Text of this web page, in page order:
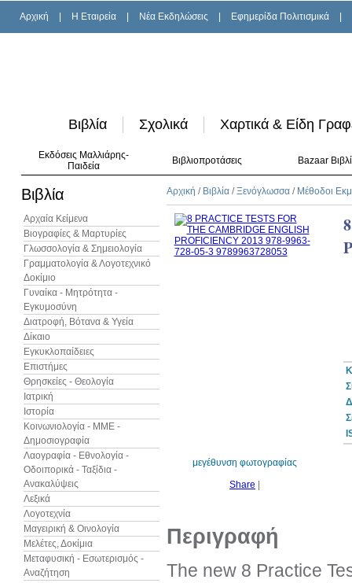
Αρχική H Εταιρεία Νέα Εκδηλώσεις Εφημερίδα Πολιτισμικά
Βιβλία Σχολικά Χαρτικά & Είδη
Εκδόσεις Μαλλιάρης-
Παιδεία
Βιβλιοπροτάσεις Bazaar
Βιβλία
Αρχαία Κείμενα
Βιογραφίες & Μαρτυρίες
Γλωσσολογία & Σημειολογία
Γραμματολογία & Λογοτεχνικό
Δοκίμιο
Γυναίκα - Μητρότητα -
Εγκυμοσύνη
Διατροφή, Βότανα & Υγεία
Δίκαιο
Εγκυκλοπαίδειες
Επιστήμες
Θρησκείες - Θεολογία
Ιατρική
Ιστορία
Κοινωνιολογία - ΜΜΕ -
Δημοσιογραφία
Λαογραφία - Εθνολογία -
Οδοιπορικά - Ταξίδια -
Ανακαλύψεις
Λεξικά
Λογοτεχνία
Μαγειρική & Οινολογία
Μελέτες, Δοκίμια
Μεταφυσική - Εσωτερισμός -
Αναζήτηση
Αρχική / Βιβλία /Ξενόγλωσσα / Μέθοδοι
μεγέθυνση φωτογραφίας
Share
Περιγραφή
The new 8 Practice